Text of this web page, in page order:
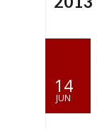
14
JUN